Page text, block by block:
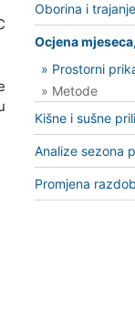
Oborina i
Ocjena
» Prostorni
» Metode
Kišne i sušne
Analize sezona
Promjena